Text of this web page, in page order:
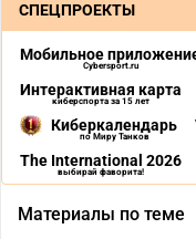
СПЕЦПРОЕКТЫ
Мобильное
Cybersport.ru
Интерактивная карта
киберспорта за 15 лет
Киберкалендарь
по Миру Танков
The International 2026
выбирай фаворита!
Материалы по теме